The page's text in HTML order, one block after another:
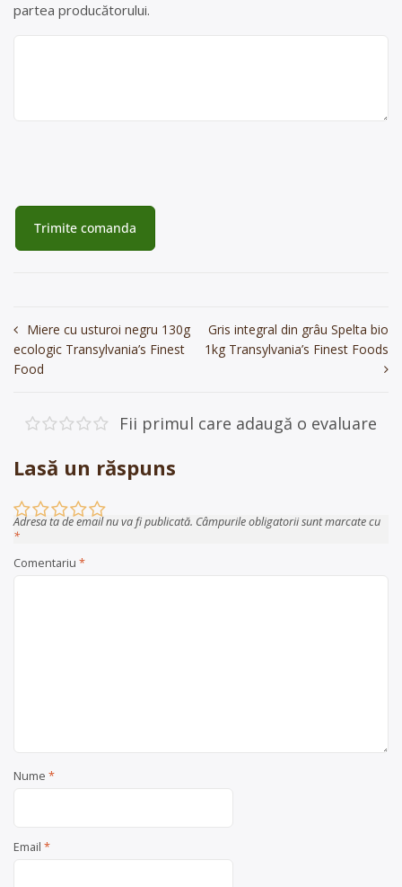
partea producătorului.
Navigare
în
Miere cu usturoi negru 130g
ecologic Transylvania’s Finest
Food
Gris integral din grâu Spelta bio
1kg Transylvania’s Finest Foods
Fii primul care adaugă o evaluare
Lasă un răspuns
Adresa ta de email nu va fi publicată. Câmpurile obligatorii sunt marcate cu
*
Comentariu *
Nume *
Email *